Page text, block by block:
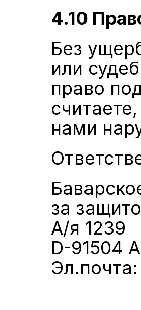
4.10
Без
или
право
нами
за
А/я 1239
D-91504
Эл.почта: